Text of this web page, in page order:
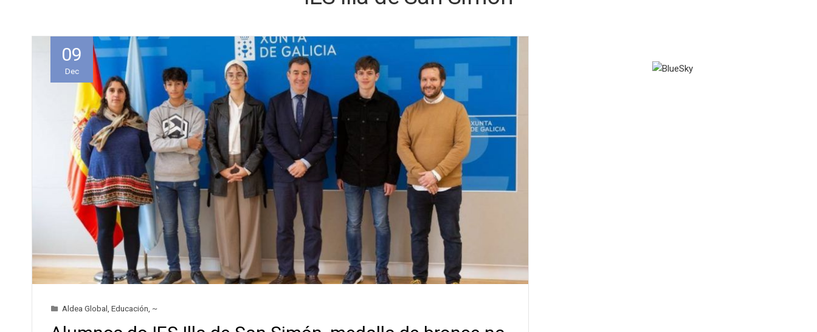
09
Dec
Aldea Global Educación ~